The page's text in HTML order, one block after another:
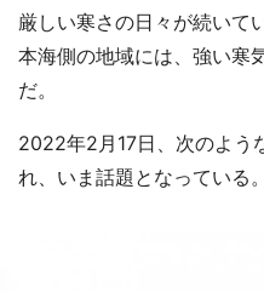
厳しい寒さの日々が続いて
本海側の地域には、強い寒
だ。
2022年2月17日、次のよう
れ、いま話題となっている。